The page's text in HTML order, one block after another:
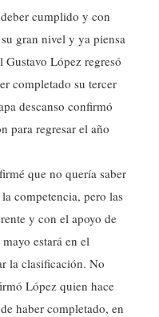
cumplido y con
gran nivel y ya piensa
López regresó
completado su tercer
descanso confirmó
para regresar el año
que no quería saber
competencia, pero las
y con el apoyo de
estará en el
la clasificación. No
López quien hace
haber completado, en